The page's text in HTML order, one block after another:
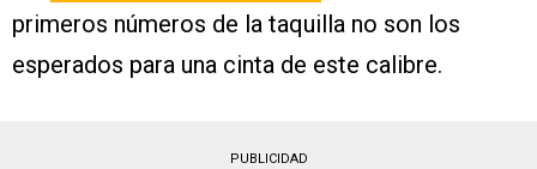
primeros números de la taquilla no son los
esperados para una cinta de este calibre.
PUBLICIDAD